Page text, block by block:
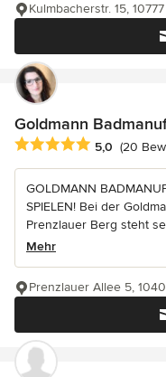
Kulmbacherstr. 15,
Goldmann
Durchschnittliche
5,0 (20
GOLDMANN
SPIELEN! Bei der
Prenzlauer Berg steht
Mehr
Prenzlauer Allee 5,